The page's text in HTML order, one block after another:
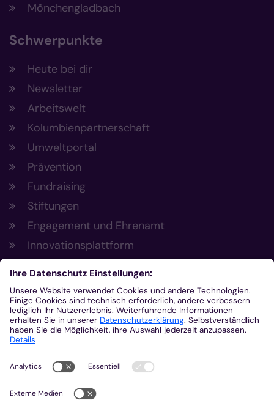
Mönchengladbach
Schwerpunkte
Heute bei dir
Newsletter
Arbeitswelt
Kolumbienpartnerschaft
Umweltportal
Prävention
Fundraising
Stiftungen
Engagement und Ehrenamt
Innovationsplattform
Aus der Plattform
Nachrichten
Veranstaltungen
Gottesdienste
Stellenangebote
Kirchenzeitung
Amtsblatt (Kirchlicher Anzeiger)